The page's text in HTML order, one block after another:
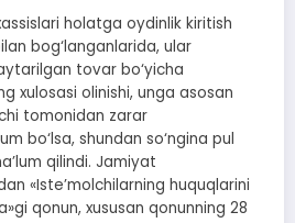
holatga oydinlik kiritish
bog‘langanlarida, ular
tovar bo‘yicha
xulosasi olinishi, unga asosan
tomonidan zarar
bo‘lsa, shundan so‘ngina pul
qilindi. Jamiyat
«Iste’molchilarning huquqlarini
qonun, xususan qonunning 28